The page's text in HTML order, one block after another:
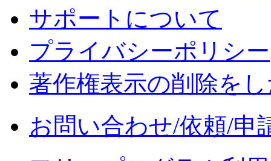
サポートについて
プライバシーポリシー
著作権表示の削除を
お問い合わせ/依頼/申